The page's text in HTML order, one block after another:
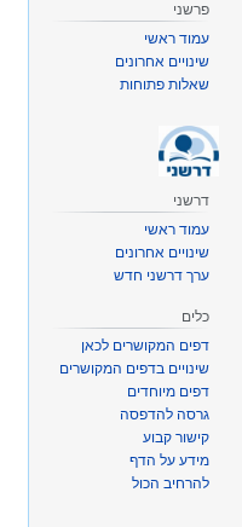
פרשני
עמוד ראשי
שינויים אחרונים
שאלות פתוחות
דרשני
עמוד ראשי
שינויים אחרונים
ערך דרשני חדש
כלים
דפים המקושרים לכאן
שינויים בדפים המקושרים
דפים מיוחדים
גרסה להדפסה
קישור קבוע
מידע על הדף
להרחיב הכול